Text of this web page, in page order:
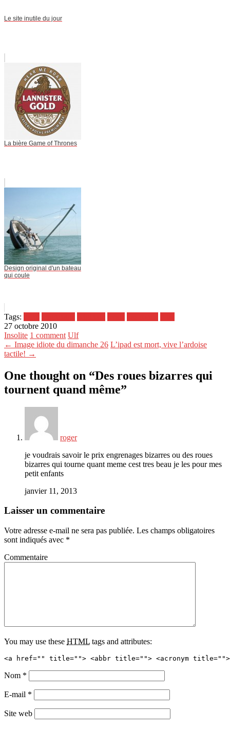
Le site inutile du jour
La bière Game of Thrones
Design original d'un bateau
qui coule
Tags:
27 octobre 2010
Insolite 1 comment Ulf
← Image idiote du dimanche 26 L’ipad est mort, vive l’ardoise
tactile! →
One thought on “Des roues bizarres qui
tournent quand même”
roger
je voudrais savoir le prix engrenages bizarres ou des roues
bizarres qui tourne quant meme cest tres beau je les pour mes
petit enfants
janvier 11, 2013
Laisser un commentaire
Votre adresse e-mail ne sera pas publiée. Les champs obligatoires
sont indiqués avec *
Commentaire
You may use these HTML tags and attributes:
<a href="" title=""> <abbr title=""> <acronym title="">
Nom *
E-mail *
Site web